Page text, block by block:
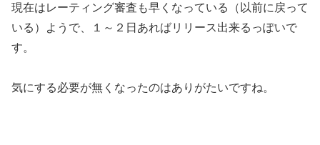
現在はレーティング審査も早くなっている（以前に戻って
いる）ようで、１～２日あればリリース出来るっぽいで
す。
気にする必要が無くなったのはありがたいですね。